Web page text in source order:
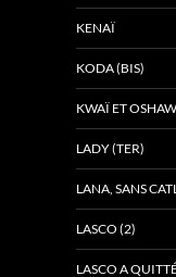
KENAÏ
KODA (BIS)
KWAÏ ET
LADY (TER)
LANA, SANS
LASCO (2)
LASCO A